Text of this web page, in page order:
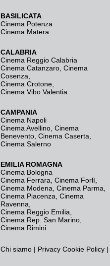
BASILICATA
Cinema Potenza
Cinema Matera
CALABRIA
Cinema Reggio Calabria
Cinema Catanzaro Cinema
Cosenza
Cinema Crotone
Cinema Vibo Valentia
CAMPANIA
Cinema Napoli
Cinema Avellino Cinema
Benevento Cinema Caserta
Cinema Salerno
EMILIA ROMAGNA
Cinema Bologna
Cinema Ferrara Cinema Forlì
Cinema Modena Cinema Parma
Cinema Piacenza Cinema
Ravenna
Cinema Reggio Emilia
Cinema Rep. San Marino
Cinema Rimini
Chi siamo | Privacy Cookie Policy |